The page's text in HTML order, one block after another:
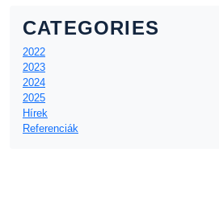
CATEGORIES
2022
2023
2024
2025
Hírek
Referenciák